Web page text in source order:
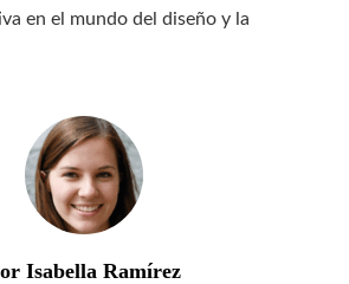
en el mundo del diseño y la
Isabella Ramírez